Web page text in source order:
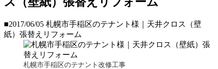
■2017/06/05 札幌市手稲区のテナント様｜天井クロス（壁
紙）張替えリフォーム
札幌市手稲区のテナント改修工事